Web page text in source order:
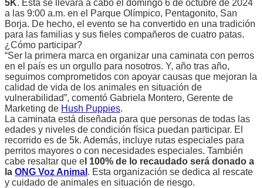
5K. Esta se llevará a cabo el domingo 6 de octubre de 2024
a las 9:00 a.m. en el Parque Olímpico, Pentagonito, San
Borja. De hecho, el evento se ha convertido en una tradición
para las familias y sus fieles compañeros de cuatro patas.
¿Cómo participar?
“Ser la primera marca en organizar una caminata con perros
en el país es un orgullo para nosotros. Y, año tras año,
seguimos comprometidos con apoyar causas que mejoran la
calidad de vida de los animales en situación de
vulnerabilidad”, comentó Gabriela Montero, Gerente de
Marketing de Hush Puppies.
La caminata está diseñada para que personas de todas las
edades y niveles de condición física puedan participar. El
recorrido es de 5k. Además, incluye rutas especiales para
perritos mayores o con necesidades especiales. También
cabe resaltar que e l 100% de lo recaudado será donado a
la ONG Voz Animal . Esta organización se dedica al rescate
y cuidado de animales en situación de riesgo.